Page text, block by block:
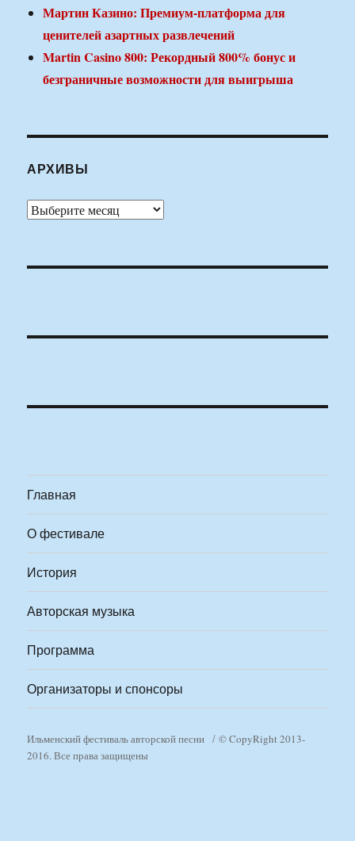
Мартин Казино: Премиум-платформа для
ценителей азартных развлечений
Martin Casino 800: Рекордный 800% бонус и
безграничные возможности для выигрыша
АРХИВЫ
Архивы
Главная
О фестивале
История
Авторская музыка
Программа
Организаторы и спонсоры
Ильменский фестиваль авторской песни
© CopyRight 2013-
2016. Все права защищены